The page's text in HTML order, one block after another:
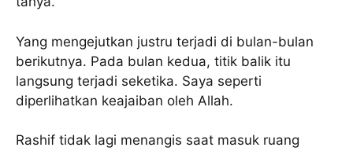
Yang mengejutkan justru terjadi di bulan-bulan
berikutnya. Pada bulan kedua, titik balik itu
langsung terjadi seketika. Saya seperti
diperlihatkan keajaiban oleh Allah.
Rashif tidak lagi menangis saat masuk ruang